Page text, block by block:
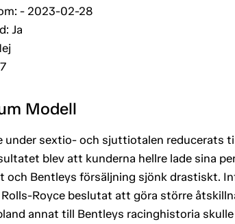
- 2023-02-28
Ja
Modell
under sextio- och sjuttiotalen reducerats
blev att kunderna hellre lade sina
och Bentleys försäljning sjönk drastiskt.
Rolls-Royce beslutat att göra större
annat till Bentleys racinghistoria